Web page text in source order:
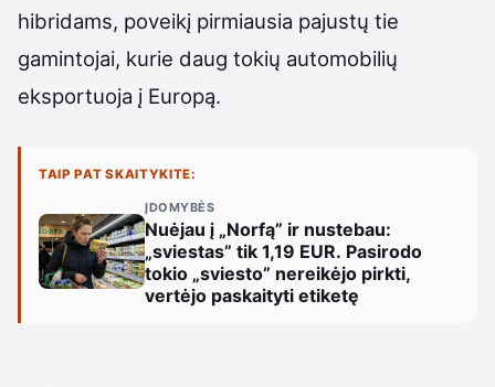
hibridams, poveikį pirmiausia pajustų tie
gamintojai, kurie daug tokių automobilių
eksportuoja į Europą.
TAIP PAT SKAITYKITE:
ĮDOMYBĖS
Nuėjau į „Norfą” ir nustebau:
„sviestas” tik 1,19 EUR. Pasirodo
tokio „sviesto” nereikėjo pirkti,
vertėjo paskaityti etiketę